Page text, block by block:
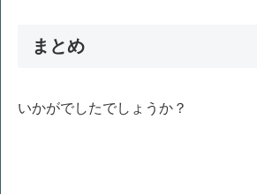
まとめ
いかがでしたでしょうか？